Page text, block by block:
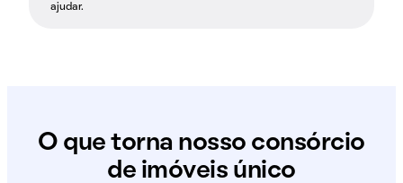
ajudar.
O que torna nosso consórcio
de imóveis único